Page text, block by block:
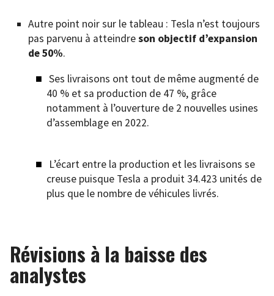
Autre point noir sur le tableau : Tesla n’est toujours
pas parvenu à atteindreson objectif d’expansion
de 50%.
Ses livraisons ont tout de même augmenté de
40 % et sa production de 47 %, grâce
notamment à l’ouverture de 2 nouvelles usines
d’assemblage en 2022.
L’écart entre la production et les livraisons se
creuse puisque Tesla a produit 34.423 unités de
plus que le nombre de véhicules livrés.
Révisions à la baisse des
analystes